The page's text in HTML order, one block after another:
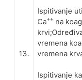
13.
Ispitivanje
Ca++ na
vremena
vremena
Ispitivanje